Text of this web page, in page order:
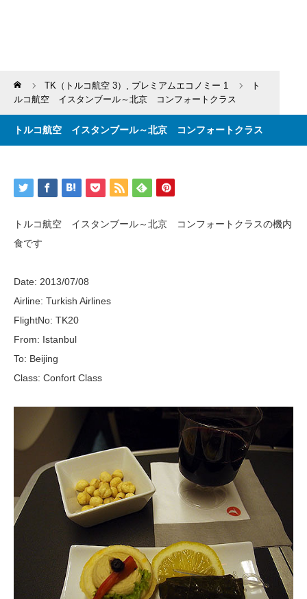
Home TK（トルコ航空 3） , プレミアムエコノミー 1
ト
ルコ航空 イスタンブール～北京 コンフォートクラス
トルコ航空 イスタンブール～北京 コンフォートクラス
トルコ航空 イスタンブール～北京 コンフォートクラスの機内
食です
Date: 2013/07/08
Airline: Turkish Airlines
FlightNo: TK20
From: Istanbul
To: Beijing
Class: Confort Class